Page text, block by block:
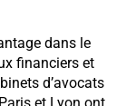
dans le
financiers et
d’avocats